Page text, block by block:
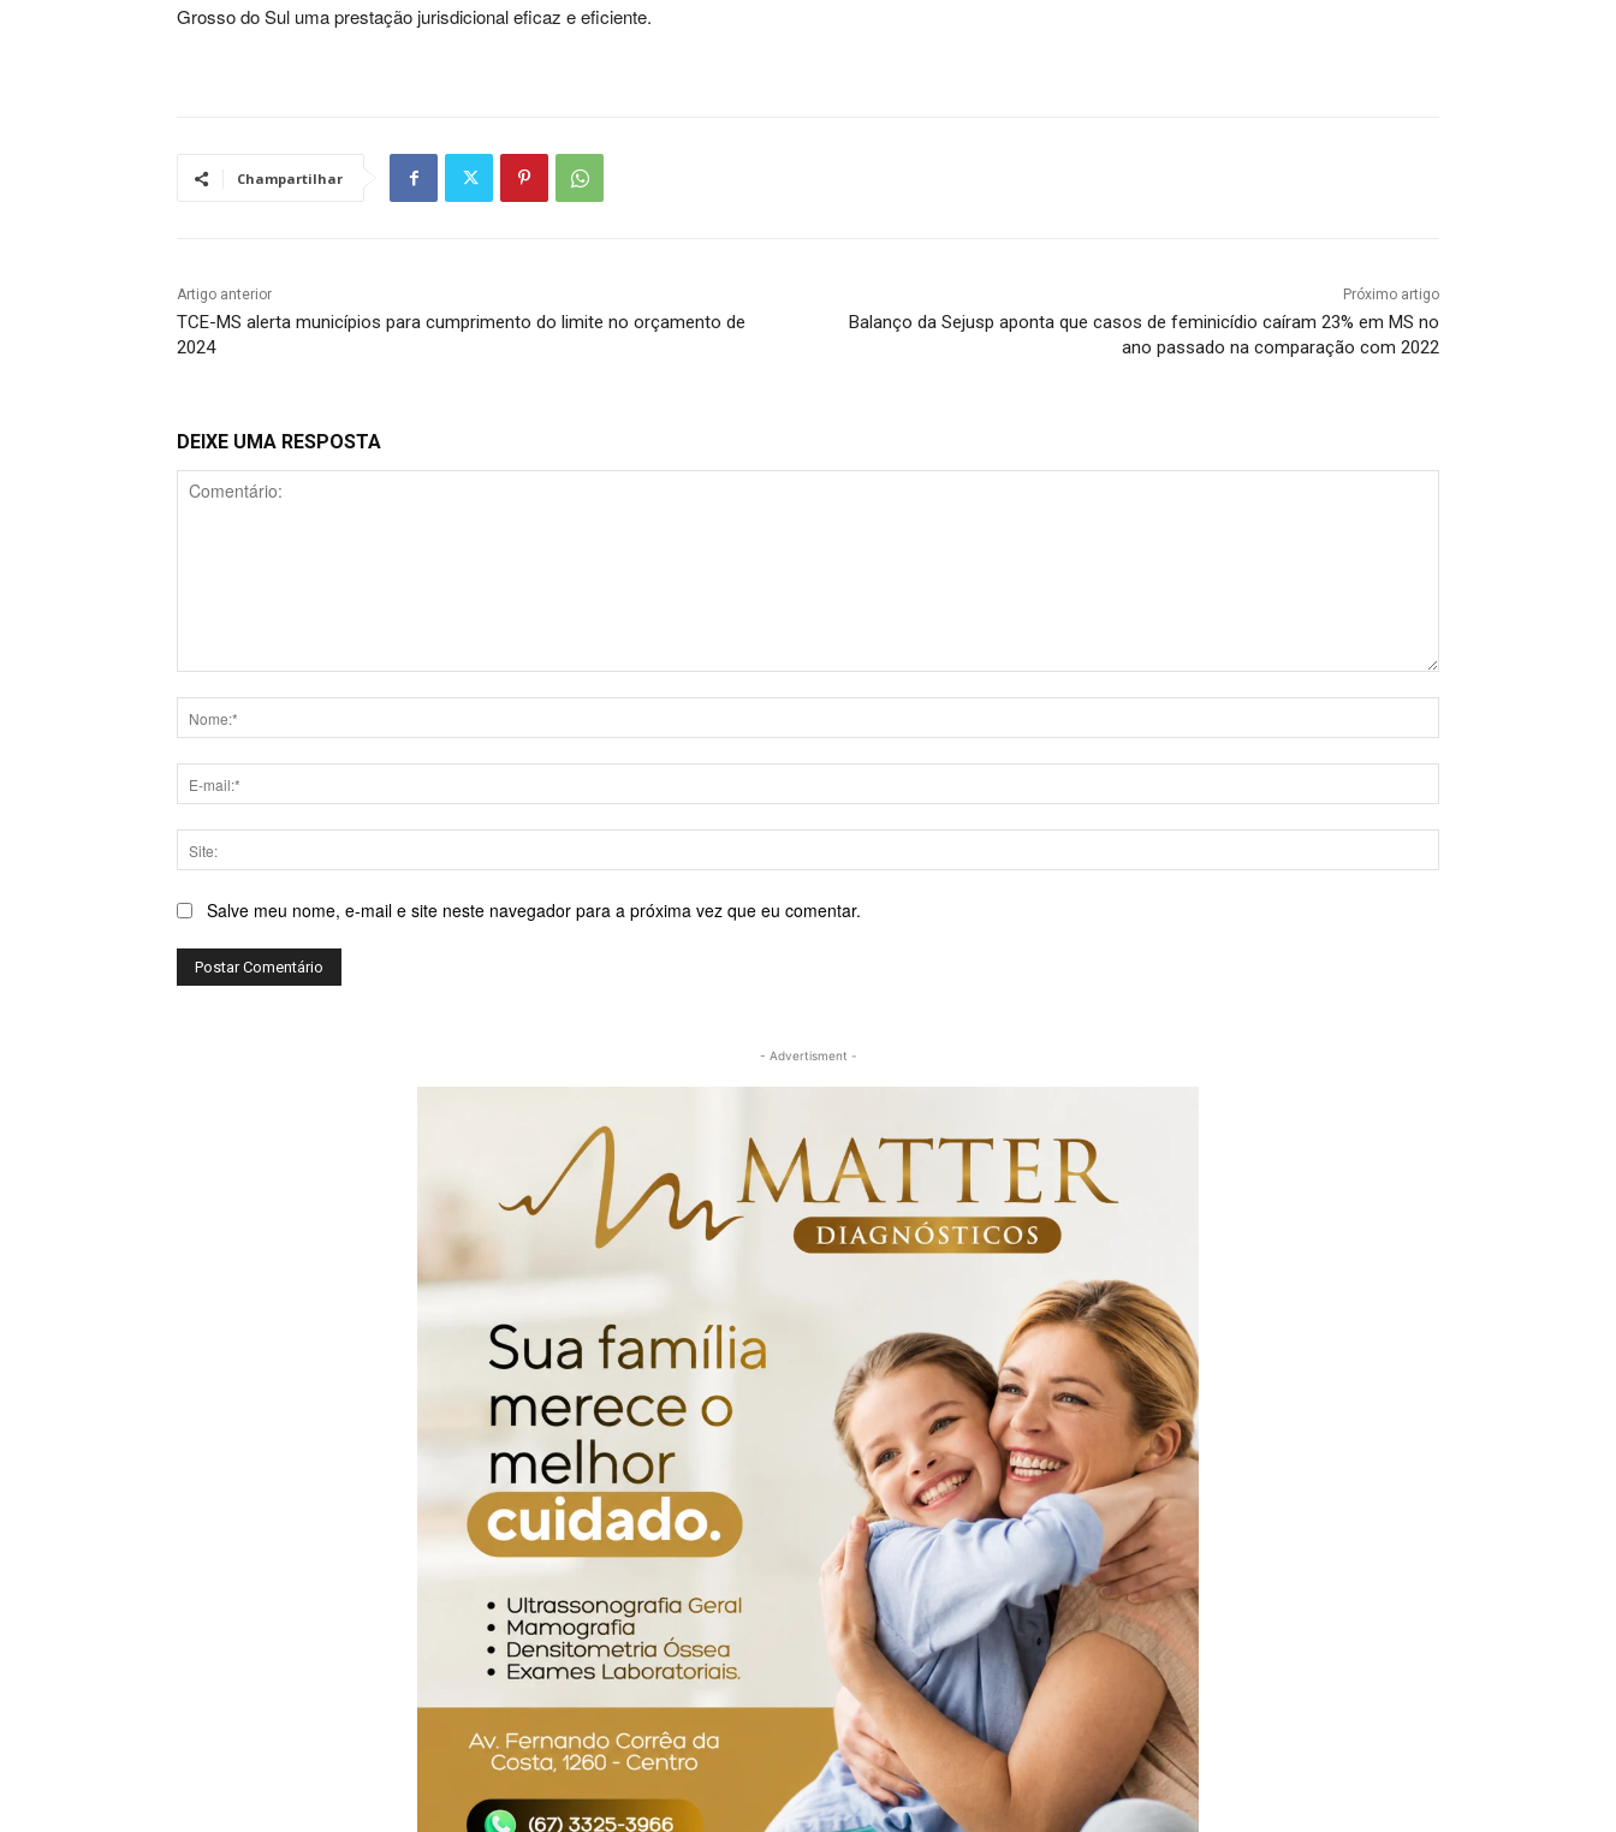
Grosso do Sul uma prestação jurisdicional eficaz e eficiente.
Champartilhar
Artigo anterior
TCE-MS alerta municípios para cumprimento do limite no orçamento de
2024
Próximo artigo
Balanço da Sejusp aponta que casos de feminicídio caíram 23% em MS no
ano passado na comparação com 2022
DEIXE UMA RESPOSTA
mail:*
Salve meu nome, e-mail e site neste navegador para a próxima vez que eu comentar.
- Advertisment -